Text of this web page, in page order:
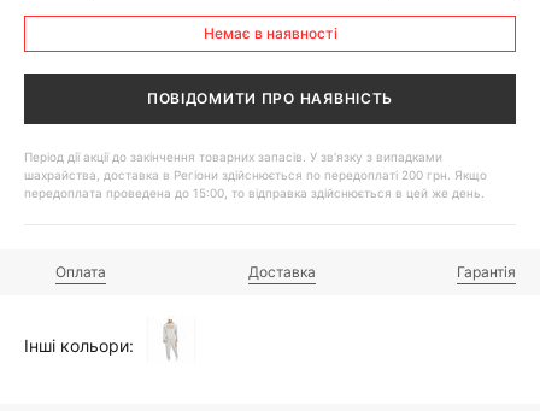
Немає в наявності
ПОВІДОМИТИ ПРО НАЯВНІСТЬ
Період дії акції до закінчення товарних запасів. У зв'язку з випадками
шахрайства, доставка в Регіони здійснюється по передоплаті 200 грн. Якщо
передоплата проведена до 15:00, то відправка здійснюється в цей же день.
Оплата Доставка Гарантія
Інші кольори: